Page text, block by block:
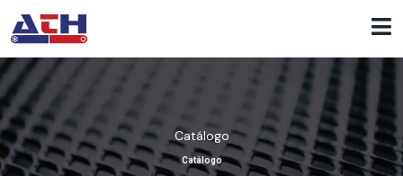
Catálogo
Catálogo